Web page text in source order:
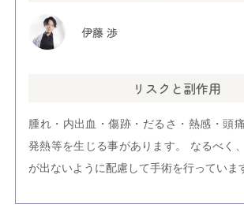
伊藤 渉
リスクと副作用
腫れ・内出血・傷跡・だるさ・熱感・頭
発熱等を生じる事があります。 なるべく
が出ないように配慮して手術を行っていま